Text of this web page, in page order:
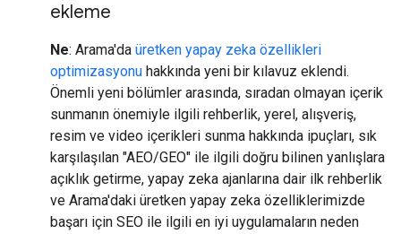
ekleme
Ne: Arama'da üretken yapay zeka özellikleri
optimizasyonu hakkında yeni bir kılavuz eklendi.
Önemli yeni bölümler arasında, sıradan olmayan içerik
sunmanın önemiyle ilgili rehberlik, yerel, alışveriş,
resim ve video içerikleri sunma hakkında ipuçları, sık
karşılaşılan "AEO/GEO" ile ilgili doğru bilinen yanlışlara
açıklık getirme, yapay zeka ajanlarına dair ilk rehberlik
ve Arama'daki üretken yapay zeka özelliklerimizde
başarı için SEO ile ilgili en iyi uygulamaların neden